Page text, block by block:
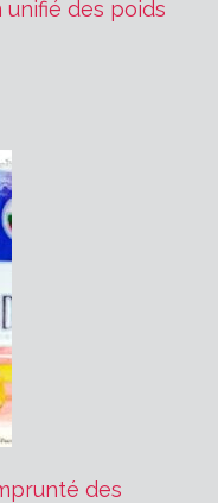
des poids
des